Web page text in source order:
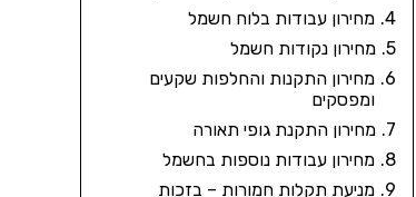
מחירון עבודות בלוח חשמל
מחירון נקודות חשמל
מחירון התקנות והחלפות שקעים
ומפסקים
מחירון התקנת גופי תאורה
מחירון עבודות נוספות בחשמל
מניעת תקלות חמורות – בזכות